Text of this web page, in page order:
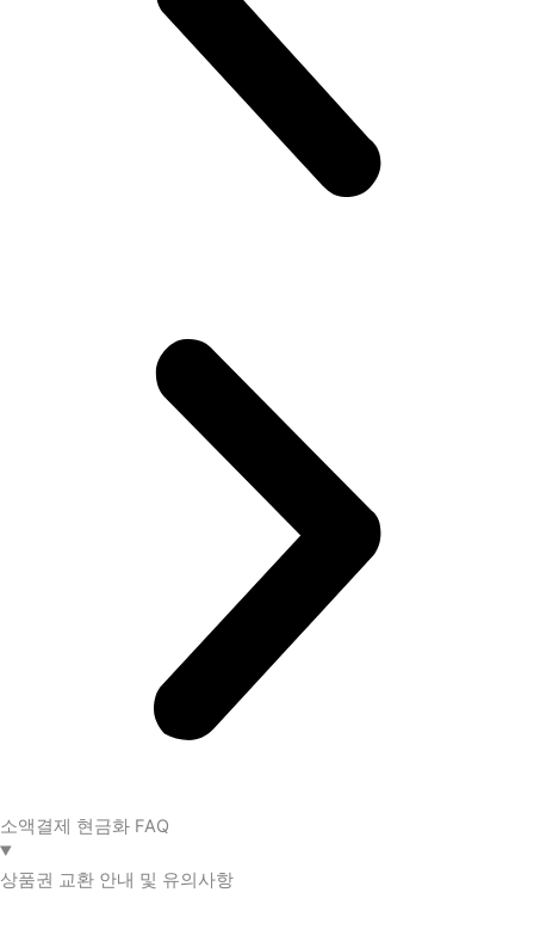
소액결제 현금화 FAQ​
상품권 교환 안내 및 유의사항